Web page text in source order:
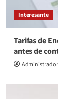
Interesante
Tarifas de
antes de
Administrador